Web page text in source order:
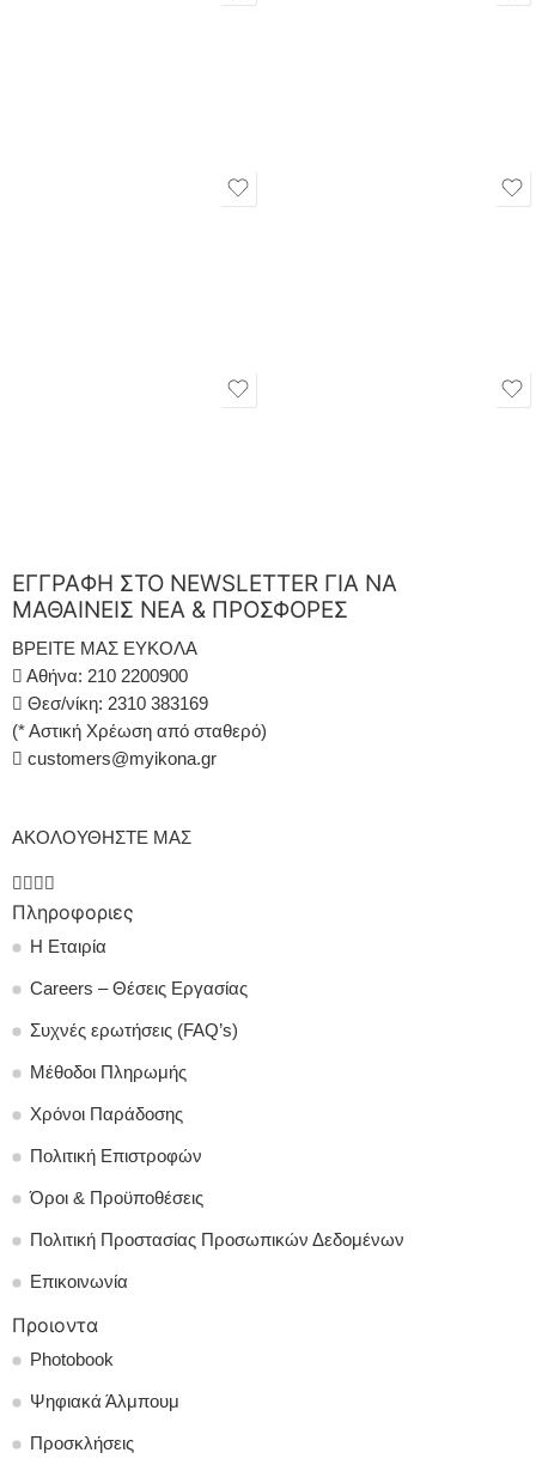
ΕΓΓΡΑΦΗ ΣΤΟ NEWSLETTER ΓΙΑ ΝΑ
ΜΑΘΑΙΝΕΙΣ ΝΕΑ & ΠΡΟΣΦΟΡΕΣ
ΒΡΕΙΤΕ ΜΑΣ ΕΥΚΟΛΑ
Αθήνα: 210 2200900
Θεσ/νίκη: 2310 383169
(* Αστική Χρέωση από σταθερό)
customers@myikona.gr
ΑΚΟΛΟΥΘΗΣΤΕ ΜΑΣ
Πληροφοριες
Η Εταιρία
Careers – Θέσεις Εργασίας
Συχνές ερωτήσεις (FAQ’s)
Μέθοδοι Πληρωμής
Χρόνοι Παράδοσης
Πολιτική Επιστροφών
Όροι & Προϋποθέσεις
Πολιτική Προστασίας Προσωπικών Δεδομένων
Επικοινωνία
Προιοντα
Photobook
Ψηφιακά Άλμπουμ
Προσκλήσεις